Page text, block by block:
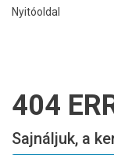
Nyitóoldal
404
Sajnáljuk, a